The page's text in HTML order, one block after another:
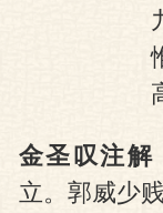
金圣叹注解
立。郭威少